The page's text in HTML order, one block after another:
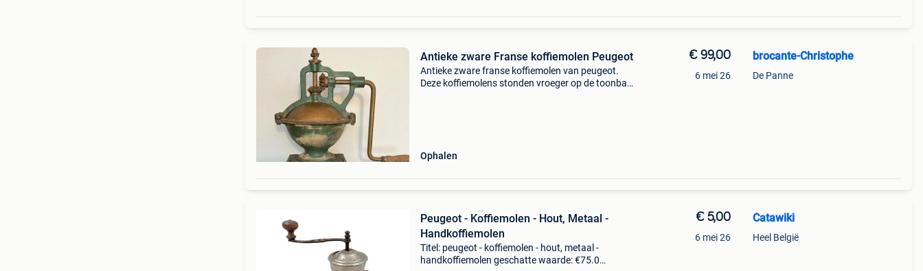
Antieke zware Franse koffiemolen Peugeot
Antieke zware franse koffiemolen van peugeot.
Deze koffiemolens stonden vroeger op de toonbank
Ophalen
€ 99,00
6 mei 26
brocante-Christophe
De Panne
Peugeot - Koffiemolen - Hout, Metaal -
Handkoffiemolen
Titel: peugeot - koffiemolen - hout, metaal -
handkoffiemolen geschatte waarde: €75.0
€ 5,00
6 mei 26
Catawiki
Heel België